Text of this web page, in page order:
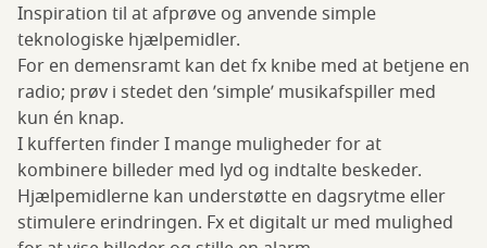
Inspiration til at afprøve og anvende simple
teknologiske hjælpemidler.
For en demensramt kan det fx knibe med at betjene en
radio; prøv i stedet den ’simple’ musikafspiller med
kun én knap.
I kufferten finder I mange muligheder for at
kombinere billeder med lyd og indtalte beskeder.
Hjælpemidlerne kan understøtte en dagsrytme eller
stimulere erindringen. Fx et digitalt ur med mulighed